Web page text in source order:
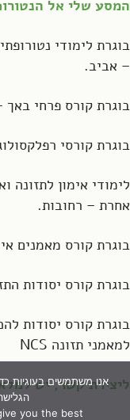
המסע שלי אל
בוגרת לימודי
– אביב.
בוגרת קורס פרחי באך
בוגרת קורסי
לימודי אימון
אחרת – רחובות.
בוגרת קורס מאמנים
בוגרת קורס יסודות
למאמני תזונה NCS
ליצירת קשר, יש
אנו משתמשים בעוגיות
you the best